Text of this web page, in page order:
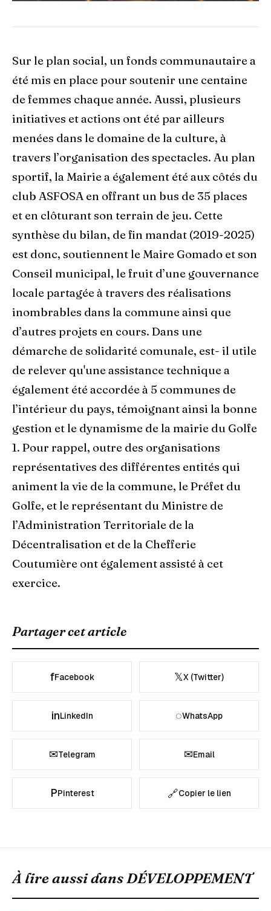
Sur le plan social, un fonds communautaire a
été mis en place pour soutenir une centaine
de femmes chaque année. Aussi, plusieurs
initiatives et actions ont été par ailleurs
menées dans le domaine de la culture, à
travers l’organisation des spectacles. Au plan
sportif, la Mairie a également été aux côtés du
club ASFOSA en offrant un bus de 35 places
et en clôturant son terrain de jeu. Cette
synthèse du bilan, de fin mandat (2019-2025)
est donc, soutiennent le Maire Gomado et son
Conseil municipal, le fruit d’une gouvernance
locale partagée à travers des réalisations
inombrables dans la commune ainsi que
d’autres projets en cours. Dans une
démarche de solidarité comunale, est- il utile
de relever qu'une assistance technique a
également été accordée à 5 communes de
l’intérieur du pays, témoignant ainsi la bonne
gestion et le dynamisme de la mairie du Golfe
1. Pour rappel, outre des organisations
représentatives des différentes entités qui
animent la vie de la commune, le Préfet du
Golfe, et le représentant du Ministre de
l’Administration Territoriale de la
Décentralisation et de la Chefferie
Coutumière ont également assisté à cet
exercice.
Partager cet article
fFacebook 𝕏X (Twitter)
inLinkedIn ◌WhatsApp
✉Telegram ✉Email
PPinterest 🔗Copier le lien
À lire aussi dansDÉVELOPPEMENT